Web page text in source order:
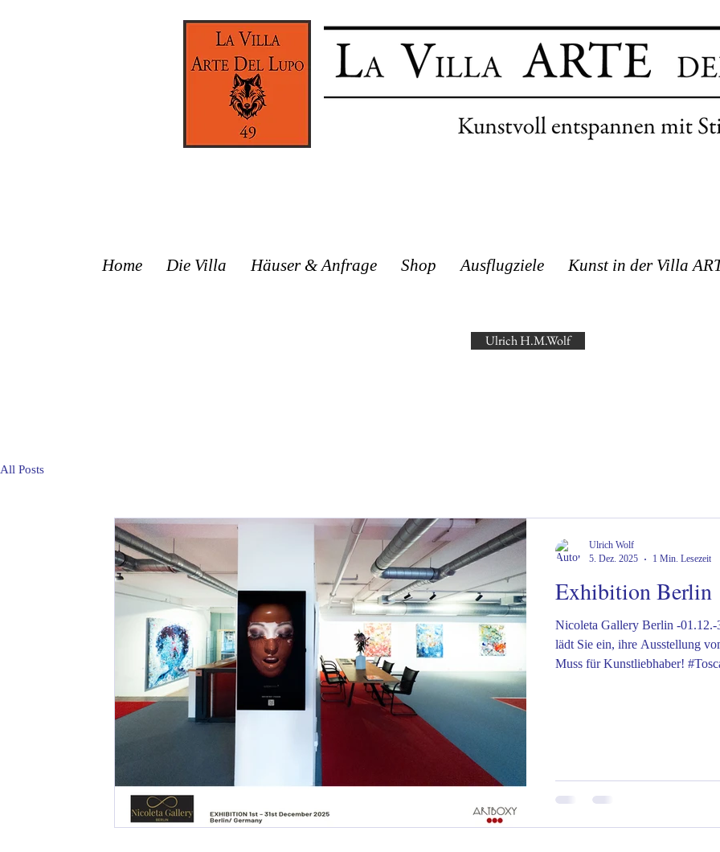
Home Die Villa Häuser & Anfrage Shop Ausflugziele Kunst in der Villa
Ulrich H.M.Wolf
All Posts
Exhibition Berlin
Nicoleta Gallery Berlin -01.12.-31.12.2025 Die
lädt Sie ein, ihre Ausstellung
Muss für Kunstliebhaber!
Ulrich Wolf
5. Dez. 2025
1 Min. Lesezeit